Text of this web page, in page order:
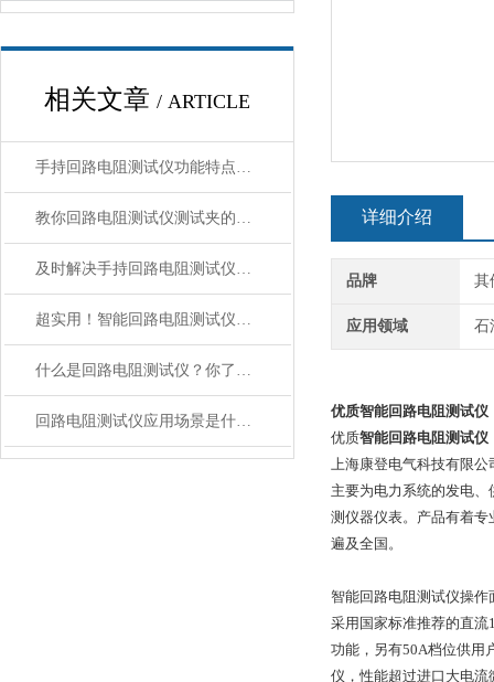
相关文章 / ARTICLE
手持回路电阻测试仪功能特点技术参数
教你回路电阻测试仪测试夹的正确接线方法
及时解决手持回路电阻测试仪故障有助于保障测试准确性与作业安全
超实用！智能回路电阻测试仪定期维护保养方法大汇总
什么是回路电阻测试仪？你了解吗？
回路电阻测试仪应用场景是什么？
详细介绍
品牌 其
应用领域 石
优质智能回路电阻测试仪
优质智能回路电阻测试仪
上海康登电气科技有限
主要为电力系统的发电
测仪器仪表。产品有着
遍及全国。
智能回路电阻测试仪操
采用国家标准推荐的直
功能，另有50A档位供用
仪，性能超过进口大电